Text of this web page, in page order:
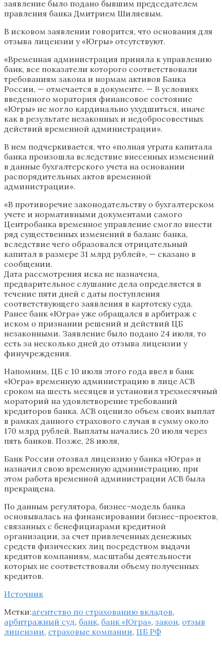
заявление было подано бывшим председателем
правления банка Дмитрием Шиляевым.
В исковом заявлении говорится, что основания для
отзыва лицензии у «Югры» отсутствуют.
«Временная администрация приняла к управлению
банк, все показатели которого соответствовали
требованиям закона и нормам активов Банка
России, — отмечается в документе. — В условиях
введенного моратория финансовое состояние
«Югры» не могло кардинально ухудшиться, иначе
как в результате незаконных и недобросовестных
действий временной администрации».
В нем подчеркивается, что «полная утрата капитала
банка произошла вследствие внесенных изменений
в данные бухгалтерского учета на основании
распорядительных актов временной
администрации».
«В противоречие законодательству о бухгалтерском
учете и нормативными документами самого
Центробанка временное управление смогло внести
ряд существенных изменений в баланс банка,
вследствие чего образовался отрицательный
капитал в размере 31 млрд рублей», — сказано в
сообщении.
Дата рассмотрения иска не назначена,
предварительное слушание дела определяется в
течение пяти дней с даты поступления
соответствующего заявления в картотеку суда.
Ранее банк «Югра» уже обращался в арбитраж с
иском о признании решений и действий ЦБ
незаконными. Заявление было подано 24 июля, то
есть за несколько дней до отзыва лицензии у
финучреждения.
Напомним, ЦБ с 10 июля этого года ввел в банк
«Югра» временную администрацию в лице АСВ
сроком на шесть месяцев и установил трехмесячный
мораторий на удовлетворение требований
кредиторов банка. АСВ оценило объем своих выплат
в рамках данного страхового случая в сумму около
170 млрд рублей. Выплаты начались 20 июля через
пять банков. Позже, 28 июля,
Банк России отозвал лицензию у банка «Югра» и
назначил свою временную администрацию, при
этом работа временной администрации АСВ была
прекращена.
По данным регулятора, бизнес-модель банка
основывалась на финансировании бизнес-проектов,
связанных с бенефициарами кредитной
организации, за счет привлеченных денежных
средств физических лиц посредством выдачи
кредитов компаниям, масштабы деятельности
которых не соответствовали объему полученных
кредитов.
Источник
Метки:агентство по страхованию вкладов,
арбитражный суд, банк, банк «Югра», закон, отзыв
лицензии, страховые компании, ЦБ РФ